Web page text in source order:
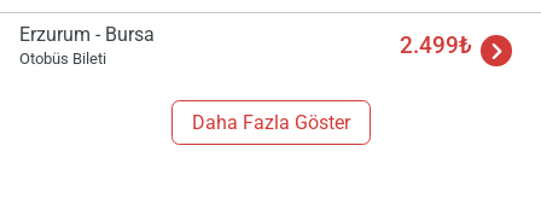
Erzurum - Bursa
Otobüs Bileti 2.499₺
Daha Fazla Göster